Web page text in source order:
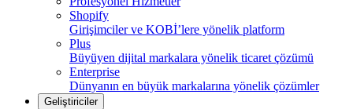
Shopify
Girişimciler ve KOBİ’lere yönelik platform
Plus
Büyüyen dijital markalara yönelik ticaret çözümü
Enterprise
Dünyanın en büyük markalarına yönelik çözümler
Geliştiriciler